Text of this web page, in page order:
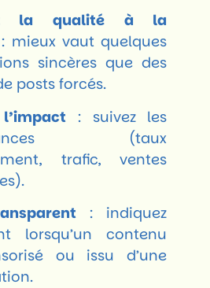
la qualité à la
mieux vaut quelques
sincères que des
posts forcés.
: suivez les
(taux
trafic, ventes
: indiquez
lorsqu’un contenu
ou issu d’une